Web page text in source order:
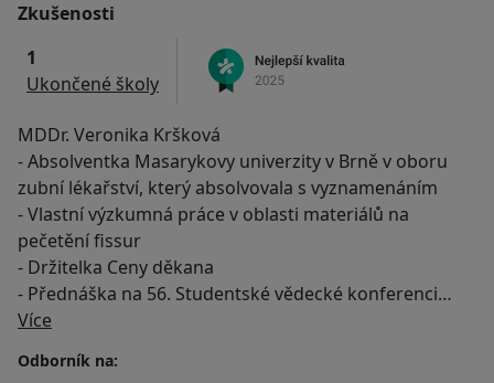
Zkušenosti
1
Ukončené školy
MDDr. Veronika Kršková
- Absolventka Masarykovy univerzity v Brně v oboru
zubní lékařství, který absolvovala s vyznamenáním
- Vlastní výzkumná práce v oblasti materiálů na
pečetění fissur
- Držitelka Ceny děkana
- Přednáška na 56. Studentské vědecké konferenci
Absolvovaná školení, stáže:
- Certifikát praktického školení na práci s
Více
Odborník na: